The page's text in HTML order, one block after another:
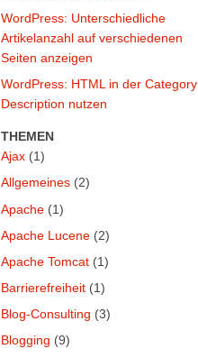
WordPress: Unterschiedliche
Artikelanzahl auf verschiedenen
Seiten anzeigen
WordPress: HTML in der Category
Description nutzen
THEMEN
Ajax (1)
Allgemeines (2)
Apache (1)
Apache Lucene (2)
Apache Tomcat (1)
Barrierefreiheit (1)
Blog-Consulting (3)
Blogging (9)